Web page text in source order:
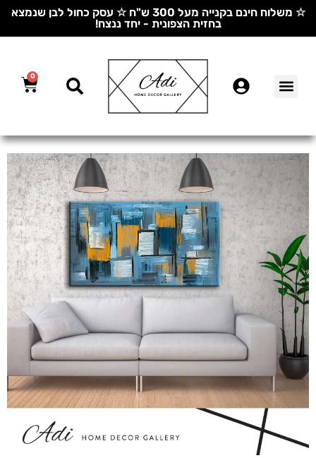
☆ משלוח חינם בקנייה מעל 300 ש"ח ☆ עסק כחול לבן שנמצא
בחזית הצפונית - יחד ננצח!
0